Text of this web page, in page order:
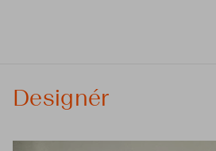
Designér